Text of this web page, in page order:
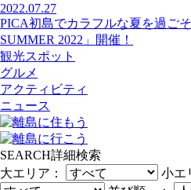
2022.07.27
PICA初島でカラフルな夏を過ご
SUMMER 2022」開催！
観光スポット
グルメ
アクティビティ
ニュース
SEARCH詳細検索
大エリア：
小エ